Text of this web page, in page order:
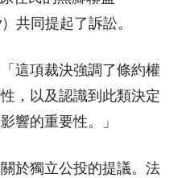
共同提起了訴訟。
這項裁決強調了條約權
，以及認識到此類決定
響的重要性。」
於獨立公投的提議。法